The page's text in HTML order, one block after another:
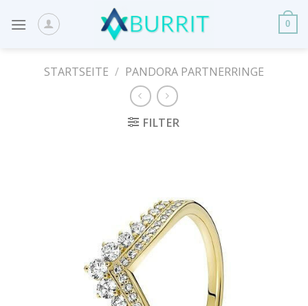
0
STARTSEITE / PANDORA PARTNERRINGE
FILTER